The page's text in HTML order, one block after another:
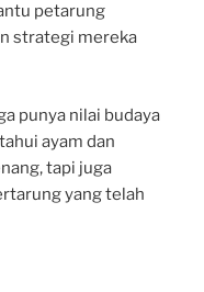
petarung
strategi mereka
punya nilai budaya
ayam dan
tapi juga
yang telah